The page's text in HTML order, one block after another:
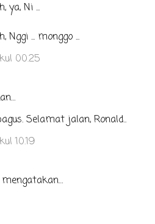
ya, Ni ...
Nggi ... monggo ...
00.25
Selamat jalan, Ronald..
10.19
mengatakan…